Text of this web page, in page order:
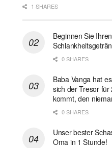
1 SHARES
Beginnen Sie
0 SHARES
Baba Vanga hat
sich der Tresor
kommt, den
0 SHARES
Unser bester
Oma in 1 Stunde!